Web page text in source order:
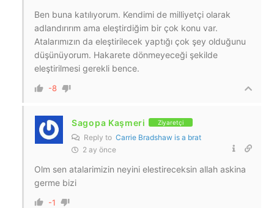
Ben buna katılıyorum. Kendimi de milliyetçi olarak
adlandırırım ama eleştirdiğim bir çok konu var.
Atalarımızın da eleştirilecek yaptığı çok şey olduğunu
düşünüyorum. Hakarete dönmeyeceği şekilde
eleştirilmesi gerekli bence.
-8
Sagopa Kaşmeri Ziyaretçi
Reply to Carrie Bradshaw is a brat
2 ay önce
Olm sen atalarimizin neyini elestireceksin allah askina
germe bizi
-1